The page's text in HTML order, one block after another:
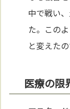
中で戦い
た。この
と変えたの
医療の